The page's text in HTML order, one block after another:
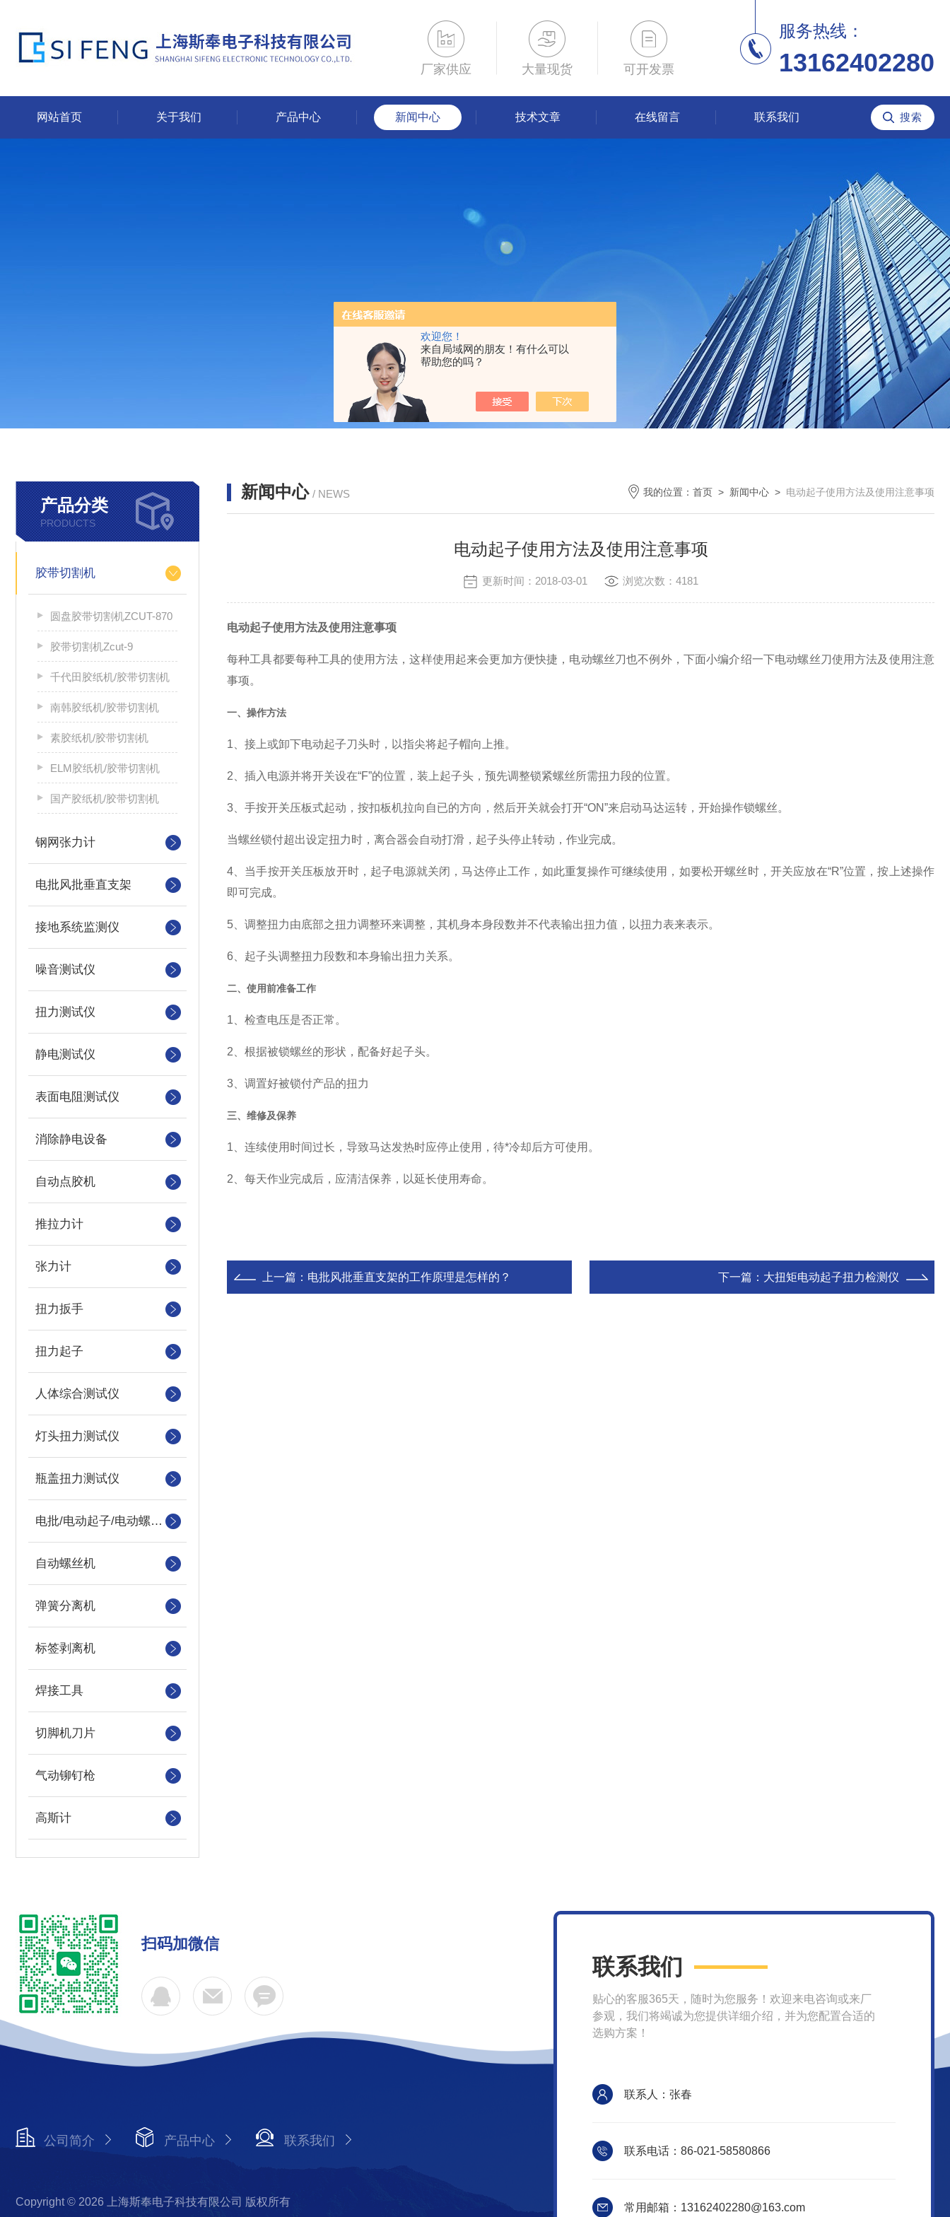
欢迎您！
来自局域网的朋友！有什么可以
帮助您的吗？
厂家供应 大量现货 可开发票
服务热线：
13162402280
网站首页 关于我们 产品中心 新闻中心 技术文章 在线留言 联系我们
产品分类
PRODUCTS
胶带切割机
圆盘胶带切割机ZCUT-870
胶带切割机Zcut-9
千代田胶纸机/胶带切割机
南韩胶纸机/胶带切割机
素胶纸机/胶带切割机
ELM胶纸机/胶带切割机
国产胶纸机/胶带切割机
钢网张力计
电批风批垂直支架
接地系统监测仪
噪音测试仪
扭力测试仪
静电测试仪
表面电阻测试仪
消除静电设备
自动点胶机
推拉力计
张力计
扭力扳手
扭力起子
人体综合测试仪
灯头扭力测试仪
瓶盖扭力测试仪
电批/电动起子/电动螺丝刀
自动螺丝机
弹簧分离机
标签剥离机
焊接工具
切脚机刀片
气动铆钉枪
高斯计
新闻中心 / NEWS 我的位置： 首页 > 新闻中心 > 电动起子使用方法及使用注意事项
电动起子使用方法及使用注意事项
更新时间：2018-03-01 浏览次数：4181
电动起子使用方法及使用注意事项
每种工具都要每种工具的使用方法，这样使用起来会更加方便快捷，电动螺丝刀也不例外，下面小编介绍一下电动螺丝刀使用方法及使用注意
事项。
一、操作方法
1、接上或卸下电动起子刀头时，以指尖将起子帽向上推。
2、插入电源并将开关设在“F”的位置，装上起子头，预先调整锁紧螺丝所需扭力段的位置。
3、手按开关压板式起动，按扣板机拉向自已的方向，然后开关就会打开“ON”来启动马达运转，开始操作锁螺丝。
当螺丝锁付超出设定扭力时，离合器会自动打滑，起子头停止转动，作业完成。
4、当手按开关压板放开时，起子电源就关闭，马达停止工作，如此重复操作可继续使用，如要松开螺丝时，开关应放在“R”位置，按上述操作
即可完成。
5、调整扭力由底部之扭力调整环来调整，其机身本身段数并不代表输出扭力值，以扭力表来表示。
6、起子头调整扭力段数和本身输出扭力关系。
二、使用前准备工作
1、检查电压是否正常。
2、根据被锁螺丝的形状，配备好起子头。
3、调置好被锁付产品的扭力
三、维修及保养
1、连续使用时间过长，导致马达发热时应停止使用，待*冷却后方可使用。
2、每天作业完成后，应清洁保养，以延长使用寿命。
上一篇： 电批风批垂直支架的工作原理是怎样的？ 下一篇： 大扭矩电动起子扭力检测仪
扫码加微信
公司简介 产品中心 联系我们
Copyright © 2026 上海斯奉电子科技有限公司 版权所有
联系我们
贴心的客服365天，随时为您服务！欢迎来电咨询或来厂
参观，我们将竭诚为您提供详细介绍，并为您配置合适的
选购方案！
联系人：张春
联系电话：86-021-58580866
常用邮箱：13162402280@163.com